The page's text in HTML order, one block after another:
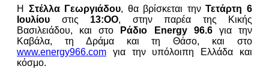
Η Στέλλα Γεωργιάδου, θα βρίσκεται τηνΤετάρτη 6
Ιουλίου στις 13:ΟΟ, στην παρέα της Κικής
Βασιλειάδου, και στο
Ράδιο Energy 96.6για την
Καβάλα, τη Δράμα και τη Θάσο, και στο
www.energy966.com για την υπόλοιπη Ελλάδα και
κόσμο.